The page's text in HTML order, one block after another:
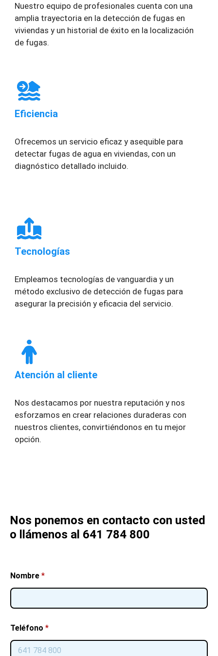
Nuestro equipo de profesionales cuenta con una
amplia trayectoria en la detección de fugas en
viviendas y un historial de éxito en la localización
de fugas.
Eficiencia
Ofrecemos un servicio eficaz y asequible para
detectar fugas de agua en viviendas, con un
diagnóstico detallado incluido.
Tecnologías
Empleamos tecnologías de vanguardia y un
método exclusivo de detección de fugas para
asegurar la precisión y eficacia del servicio.
Atención al cliente
Nos destacamos por nuestra reputación y nos
esforzamos en crear relaciones duraderas con
nuestros clientes, convirtiéndonos en tu mejor
opción.
Nos ponemos en contacto con usted
o llámenos al 641 784 800
Nombre *
Teléfono *